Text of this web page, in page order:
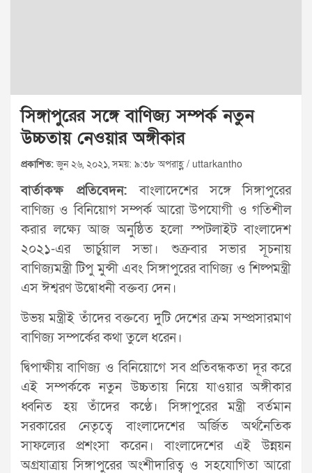
সিঙ্গাপুরের সঙ্গে বাণিজ্য সম্পর্ক নতুন
উচ্চতায় নেওয়ার অঙ্গীকার
প্রকাশিত:জুন ২৬, ২০২১, সময়: ৯:৩৮ অপরাহ্ণ / uttarkantho
বার্তাকক্ষ প্রতিবেদন:বাংলাদেশের সঙ্গে সিঙ্গাপুরের
বাণিজ্য ও বিনিয়োগ সম্পর্ক আরো উপযোগী ও গতিশীল
করার লক্ষ্যে আজ অনুষ্ঠিত হলো স্পটলাইট বাংলাদেশ
২০২১-এর ভার্চুয়াল সভা। শুক্রবার সভার সূচনায়
বাণিজ্যমন্ত্রী টিপু মুন্সী এবং সিঙ্গাপুরের বাণিজ্য ও শিল্পমন্ত্রী
এস ঈশ্বরণ উদ্বোধনী বক্তব্য দেন।
উভয় মন্ত্রীই তাঁদের বক্তব্যে দুটি দেশের ক্রম সম্প্রসারমাণ
বাণিজ্য সম্পর্কের কথা তুলে ধরেন।
দ্বিপাক্ষীয় বাণিজ্য ও বিনিয়োগে সব প্রতিবন্ধকতা দূর করে
এই সম্পর্ককে নতুন উচ্চতায় নিয়ে যাওয়ার অঙ্গীকার
ধ্বনিত হয় তাঁদের কণ্ঠে। সিঙ্গাপুরের মন্ত্রী বর্তমান
সরকারের নেতৃত্বে বাংলাদেশের অর্জিত অর্থনৈতিক
সাফল্যের প্রশংসা করেন। বাংলাদেশের এই উন্নয়ন
অগ্রযাত্রায় সিঙ্গাপুরের অংশীদারিত্ব ও সহযোগিতা আরো